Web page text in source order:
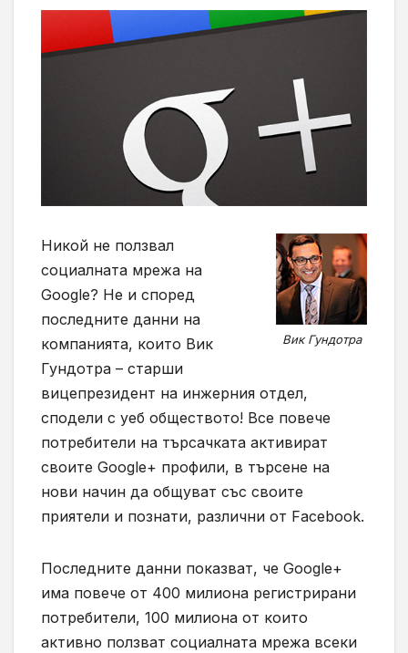
Вик Гундотра
Никой не ползвал
социалната мрежа на
Google? Не и според
последните данни на
компанията, които Вик
Гундотра – старши
вицепрезидент на инжерния отдел,
сподели с уеб обществото! Все повече
потребители на търсачката активират
своите Google+ профили, в търсене на
нови начин да общуват със своите
приятели и познати, различни от Facebook.
Последните данни показват, че Google+
има повече от 400 милиона регистрирани
потребители, 100 милиона от които
активно ползват социалната мрежа всеки